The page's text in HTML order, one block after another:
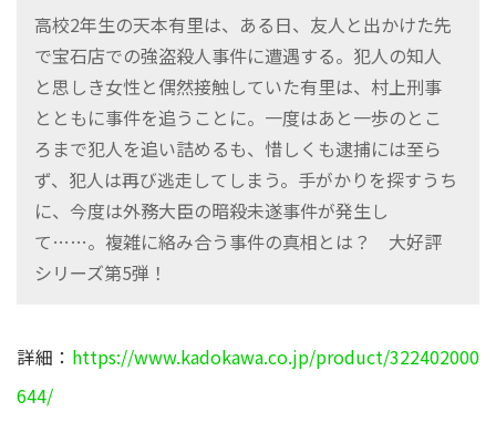
高校2年生の天本有里は、ある日、友人と出かけた先
で宝石店での強盗殺人事件に遭遇する。犯人の知人
と思しき女性と偶然接触していた有里は、村上刑事
とともに事件を追うことに。一度はあと一歩のとこ
ろまで犯人を追い詰めるも、惜しくも逮捕には至ら
ず、犯人は再び逃走してしまう。手がかりを探すうち
に、今度は外務大臣の暗殺未遂事件が発生し
て……。複雑に絡み合う事件の真相とは？ 大好評
シリーズ第5弾！
詳細： https://www.kadokawa.co.jp/product/322402000
644/